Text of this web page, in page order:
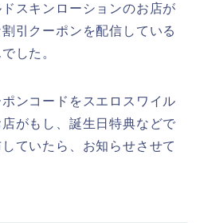
スキンローションのお店が
引クーポンを配信している
した。
ンコードをスエロスワイル
がもし、誕生日特典などで
ていたら、お知らせさせて